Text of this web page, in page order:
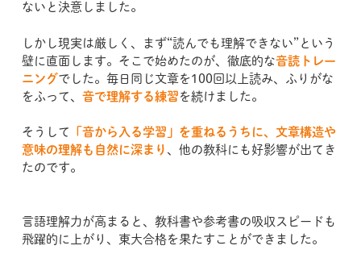
ないと決意しました。
しかし現実は厳しく、まず“読んでも理解できない”という
壁に直面します。そこで始めたのが、徹底的な音読トレー
ニングでした。毎日同じ文章を100回以上読み、ふりがな
をふって、 音で理解する練習 を続けました。
そうして
「音から入る学習」を重ねるうちに、文章構造や
意味の理解も自然に深まり 、他の教科にも好影響が出てき
たのです。
言語理解力が高まると、教科書や参考書の吸収スピードも
飛躍的に上がり、東大合格を果たすことができました。